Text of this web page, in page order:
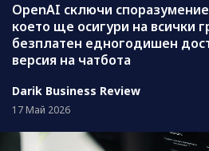
OpenAI сключи
което ще осигури на всички
безплатен едногодишен
версия на чатбота
Darik Business Review
17 Май 2026